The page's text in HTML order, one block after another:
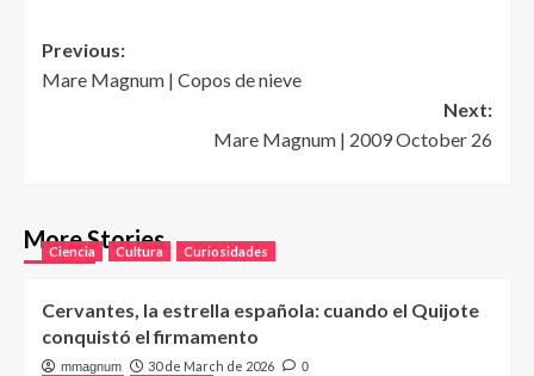
Post
navigation
Previous:
Mare Magnum | Copos de nieve
Next:
Mare Magnum | 2009 October 26
More Stories
Ciencia Cultura Curiosidades
Cervantes, la estrella española: cuando el Quijote
conquistó el firmamento
mmagnum 30 de March de 2026 0